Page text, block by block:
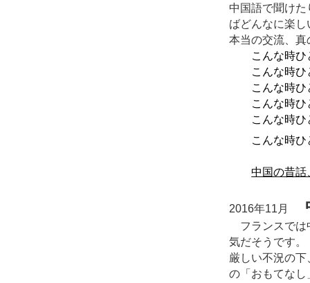
中国語で聞け
ばどんなに楽
本当の交流、
こんな時
こんな時
こんな時
こんな時
こんな時
こんな時
中国の昔
2016年11月
フランスでは
気だそうです。
厳しい不況の
の「おもてな